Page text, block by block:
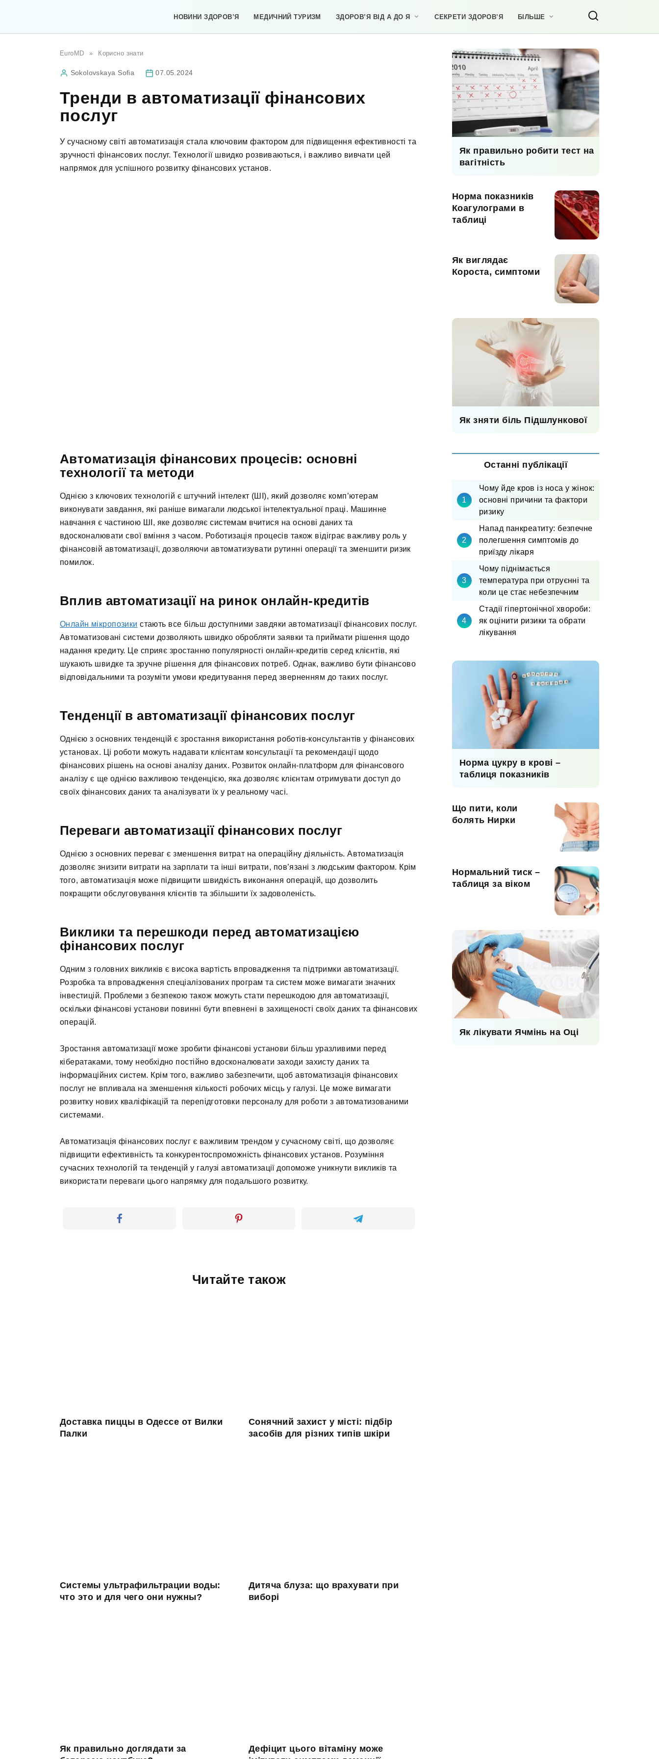
НОВИНИ ЗДОРОВ’Я МЕДИЧНИЙ ТУРИЗМ ЗДОРОВ’Я ВІД А ДО Я СЕКРЕТИ ЗДОРОВ’Я БІЛЬШЕ
EuroMD » Корисно знати
Sokolovskaya Sofia 07.05.2024
Тренди в автоматизації фінансових
послуг
У сучасному світі автоматизація стала ключовим фактором для підвищення ефективності та
зручності фінансових послуг. Технології швидко розвиваються, і важливо вивчати цей
напрямок для успішного розвитку фінансових установ.
Автоматизація фінансових процесів: основні
технології та методи
Однією з ключових технологій є штучний інтелект (ШІ), який дозволяє комп’ютерам
виконувати завдання, які раніше вимагали людської інтелектуальної праці. Машинне
навчання є частиною ШІ, яке дозволяє системам вчитися на основі даних та
вдосконалювати свої вміння з часом. Роботизація процесів також відіграє важливу роль у
фінансовій автоматизації, дозволяючи автоматизувати рутинні операції та зменшити ризик
помилок.
Вплив автоматизації на ринок онлайн-кредитів
Онлайн мікропозики стають все більш доступними завдяки автоматизації фінансових послуг.
Автоматизовані системи дозволяють швидко обробляти заявки та приймати рішення щодо
надання кредиту. Це сприяє зростанню популярності онлайн-кредитів серед клієнтів, які
шукають швидке та зручне рішення для фінансових потреб. Однак, важливо бути фінансово
відповідальними та розуміти умови кредитування перед зверненням до таких послуг.
Тенденції в автоматизації фінансових послуг
Однією з основних тенденцій є зростання використання роботів-консультантів у фінансових
установах. Ці роботи можуть надавати клієнтам консультації та рекомендації щодо
фінансових рішень на основі аналізу даних. Розвиток онлайн-платформ для фінансового
аналізу є ще однією важливою тенденцією, яка дозволяє клієнтам отримувати доступ до
своїх фінансових даних та аналізувати їх у реальному часі.
Переваги автоматизації фінансових послуг
Однією з основних переваг є зменшення витрат на операційну діяльність. Автоматизація
дозволяє знизити витрати на зарплати та інші витрати, пов’язані з людським фактором. Крім
того, автоматизація може підвищити швидкість виконання операцій, що дозволить
покращити обслуговування клієнтів та збільшити їх задоволеність.
Виклики та перешкоди перед автоматизацією
фінансових послуг
Одним з головних викликів є висока вартість впровадження та підтримки автоматизації.
Розробка та впровадження спеціалізованих програм та систем може вимагати значних
інвестицій. Проблеми з безпекою також можуть стати перешкодою для автоматизації,
оскільки фінансові установи повинні бути впевнені в захищеності своїх даних та фінансових
операцій.
Зростання автоматизації може зробити фінансові установи більш уразливими перед
кібератаками, тому необхідно постійно вдосконалювати заходи захисту даних та
інформаційних систем. Крім того, важливо забезпечити, щоб автоматизація фінансових
послуг не впливала на зменшення кількості робочих місць у галузі. Це може вимагати
розвитку нових кваліфікацій та перепідготовки персоналу для роботи з автоматизованими
системами.
Автоматизація фінансових послуг є важливим трендом у сучасному світі, що дозволяє
підвищити ефективність та конкурентоспроможність фінансових установ. Розуміння
сучасних технологій та тенденцій у галузі автоматизації допоможе уникнути викликів та
використати переваги цього напрямку для подальшого розвитку.
Читайте також
Доставка пиццы в Одессе от Вилки
Палки
Сонячний захист у місті: підбір
засобів для різних типів шкіри
Системы ультрафильтрации воды:
что это и для чего они нужны?
Дитяча блуза: що врахувати при
виборі
Як правильно доглядати за
Дефіцит цього вітаміну може
Як правильно робити тест на
вагітність
Норма показників
Коагулограми в
таблиці
Як виглядає
Короста, симптоми
Як зняти біль Підшлункової
Останні публікації
Чому йде кров із носа у жінок:
основні причини та фактори
ризику
Напад панкреатиту: безпечне
полегшення симптомів до
приїзду лікаря
Чому піднімається
температура при отруєнні та
коли це стає небезпечним
Стадії гіпертонічної хвороби:
як оцінити ризики та обрати
лікування
Норма цукру в крові –
таблиця показників
Що пити, коли
болять Нирки
Нормальний тиск –
таблиця за віком
Як лікувати Ячмінь на Оці